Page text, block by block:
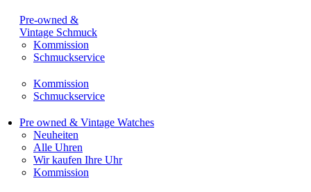
Pre-owned &
Vintage Schmuck
Kommission
Schmuckservice
Kommission
Schmuckservice
Pre owned & Vintage Watches
Neuheiten
Alle Uhren
Wir kaufen Ihre Uhr
Kommission